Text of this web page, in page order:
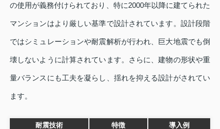
の使用が義務付けられており、特に2000年以降に建てられた
マンションはより厳しい基準で設計されています。設計段階
ではシミュレーションや耐震解析が行われ、巨大地震でも倒
壊しないように計算されています。さらに、建物の形状や重
量バランスにも工夫を凝らし、揺れを抑える設計がされてい
ます。
耐震技術 特徴 導入例